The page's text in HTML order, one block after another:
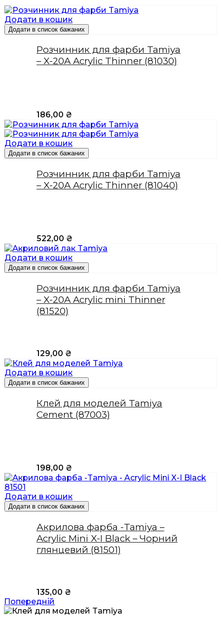
Додати в кошик
Додати в список бажаних
Розчинник для фарби Tamiya
– X-20A Acrylic Thinner (81030)
186,00 ₴
Додати в кошик
Додати в список бажаних
Розчинник для фарби Tamiya
– X-20A Acrylic Thinner (81040)
522,00 ₴
Додати в кошик
Додати в список бажаних
Розчинник для фарби Tamiya
– X-20A Acrylic mini Thinner
(81520)
129,00 ₴
Додати в кошик
Додати в список бажаних
Клей для моделей Tamiya
Cement (87003)
198,00 ₴
Додати в кошик
Додати в список бажаних
Акрилова фарба -Tamiya –
Acrylic Mini X-I Black – Чорний
глянцевий (81501)
135,00 ₴
Попередній